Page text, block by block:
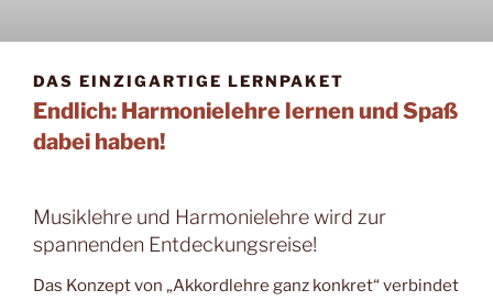
DAS EINZIGARTIGE LERNPAKET
Endlich: Harmonielehre lernen und Spaß
dabei haben!
Musiklehre und Harmonielehre wird zur
spannenden Entdeckungsreise!
Das Konzept von „Akkordlehre ganz konkret“ verbindet